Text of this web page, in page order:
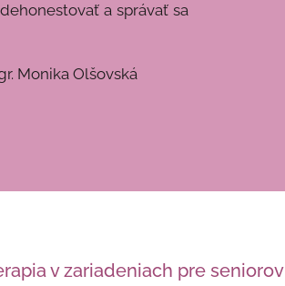
a správať sa
v zariadeniach pre seniorov